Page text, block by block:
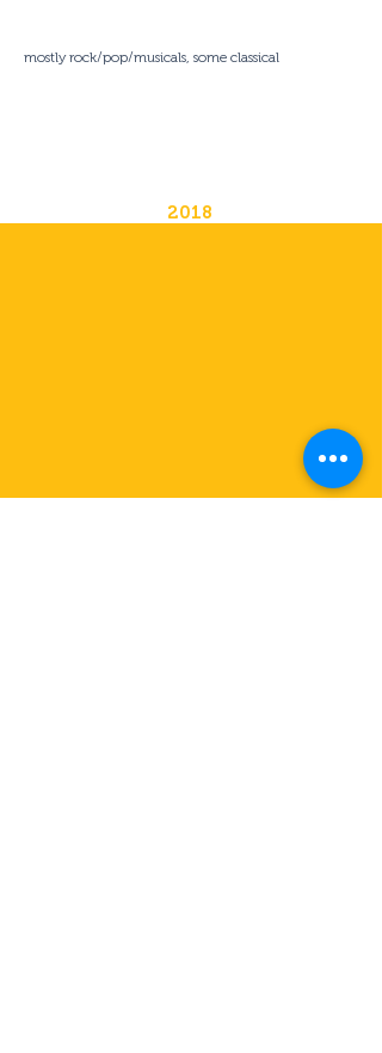
mostly rock/pop/musicals, some classical
2018